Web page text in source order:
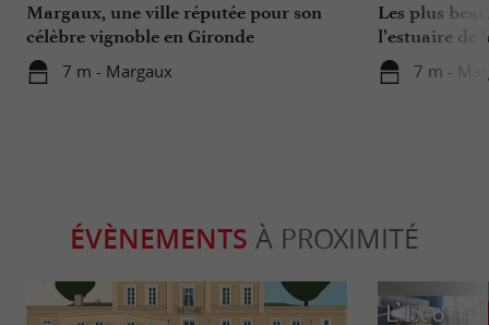
Margaux, une ville réputée pour son
célèbre vignoble en Gironde
7 m - Margaux
Les plus
l’estuaire de
7 m -
ÉVÈNEMENTS À PROXIMITÉ